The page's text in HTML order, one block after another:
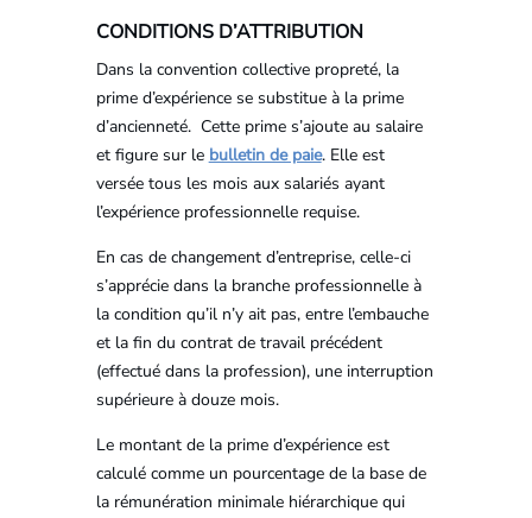
CONDITIONS D’ATTRIBUTION
Dans la convention collective propreté, la
prime d’expérience se substitue à la prime
d’ancienneté. Cette prime s’ajoute au salaire
et figure sur le bulletin de paie. Elle est
versée tous les mois aux salariés ayant
l’expérience professionnelle requise.
En cas de changement d’entreprise, celle-ci
s’apprécie dans la branche professionnelle à
la condition qu’il n’y ait pas, entre l’embauche
et la fin du contrat de travail précédent
(effectué dans la profession), une interruption
supérieure à douze mois.
Le montant de la prime d’expérience est
calculé comme un pourcentage de la base de
la rémunération minimale hiérarchique qui